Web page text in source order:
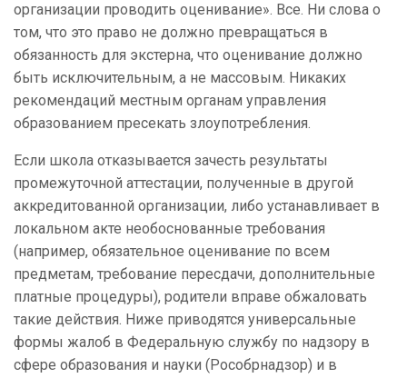
организации проводить оценивание». Все. Ни слова о
том, что это право не должно превращаться в
обязанность для экстерна, что оценивание должно
быть исключительным, а не массовым. Никаких
рекомендаций местным органам управления
образованием пресекать злоупотребления.
Если школа отказывается зачесть результаты
промежуточной аттестации, полученные в другой
аккредитованной организации, либо устанавливает в
локальном акте необоснованные требования
(например, обязательное оценивание по всем
предметам, требование пересдачи, дополнительные
платные процедуры), родители вправе обжаловать
такие действия. Ниже приводятся универсальные
формы жалоб в Федеральную службу по надзору в
сфере образования и науки (Рособрнадзор) и в